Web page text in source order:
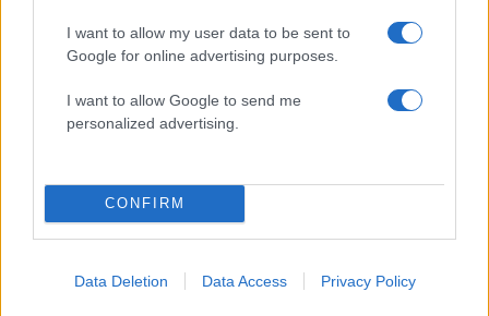
I want to allow my user data to be sent to
Google for online advertising purposes.
I want to allow Google to send me
personalized advertising.
CONFIRM
Data Deletion Data Access Privacy Policy
20:40 03.12.25
Αντελίνα Βαρθακούρη: «Όταν αποφάσισα να